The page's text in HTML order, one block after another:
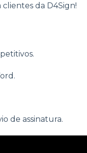
da D4Sign!
de assinatura.